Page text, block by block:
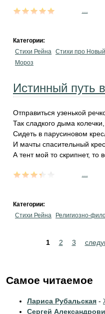
Категории:
Стихи Рейна Стихи про
Мороз
Истинный путь
Отправиться узенькой
Так сладкого дыма
Сидеть в парусиновом
И мачты спасительный
А тент мой то скрипнет, то
Категории:
Стихи Рейна
Религиозно-
1 2 3
Самое читаемое
Лариса Рубальская -
Сергей